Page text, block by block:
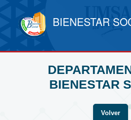
BIENESTAR
BIENESTAR
Volver